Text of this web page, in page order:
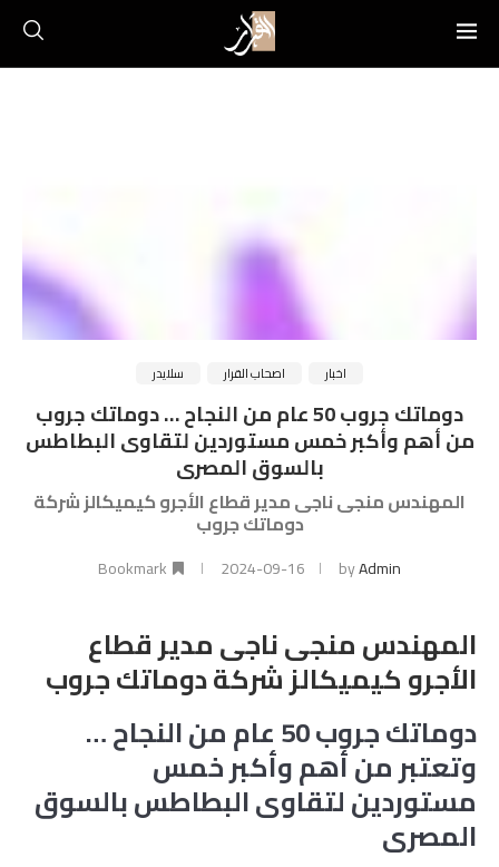
اخبار اصحاب القرار سلايدر
دوماتك جروب 50 عام من النجاح … دوماتك جروب
من أهم وأكبر خمس مستوردين لتقاوى البطاطس
بالسوق المصرى
المهندس منجى ناجى مدير قطاع الأجرو كيميكالز شركة
دوماتك جروب
byAdmin
2024-09-16
Bookmark
المهندس منجى ناجى مدير قطاع
الأجرو كيميكالز شركة دوماتك جروب
دوماتك جروب 50 عام من النجاح …
وتعتبر من أهم وأكبر خمس
مستوردين لتقاوى البطاطس بالسوق
المصرى